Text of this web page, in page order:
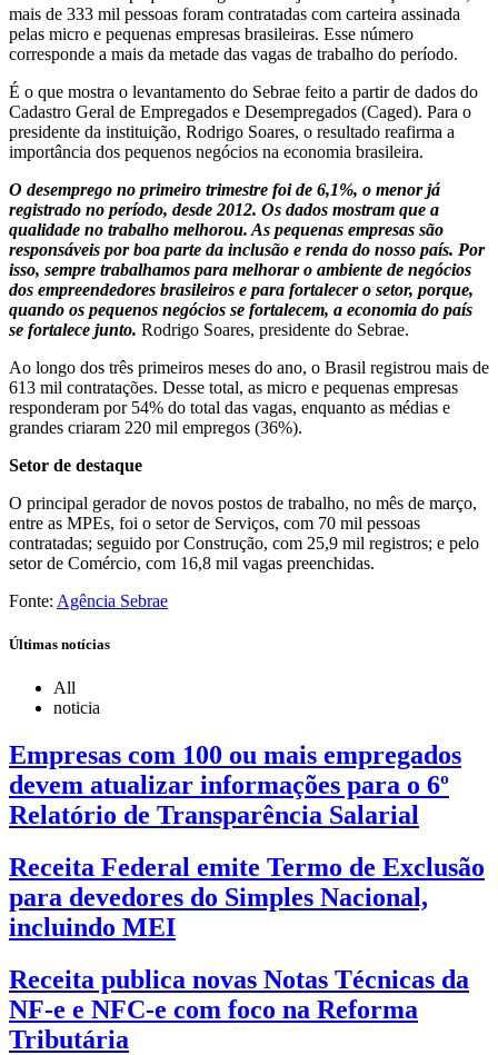
mais de 333 mil pessoas foram contratadas com carteira assinada
pelas micro e pequenas empresas brasileiras. Esse número
corresponde a mais da metade das vagas de trabalho do período.
É o que mostra o levantamento do Sebrae feito a partir de dados do
Cadastro Geral de Empregados e Desempregados (Caged). Para o
presidente da instituição, Rodrigo Soares, o resultado reafirma a
importância dos pequenos negócios na economia brasileira.
O desemprego no primeiro trimestre foi de 6,1%, o menor já
registrado no período, desde 2012. Os dados mostram que a
qualidade no trabalho melhorou. As pequenas empresas são
responsáveis por boa parte da inclusão e renda do nosso país. Por
isso, sempre trabalhamos para melhorar o ambiente de negócios
dos empreendedores brasileiros e para fortalecer o setor, porque,
quando os pequenos negócios se fortalecem, a economia do país
se fortalece junto. Rodrigo Soares, presidente do Sebrae.
Ao longo dos três primeiros meses do ano, o Brasil registrou mais de
613 mil contratações. Desse total, as micro e pequenas empresas
responderam por 54% do total das vagas, enquanto as médias e
grandes criaram 220 mil empregos (36%).
Setor de destaque
O principal gerador de novos postos de trabalho, no mês de março,
entre as MPEs, foi o setor de Serviços, com 70 mil pessoas
contratadas; seguido por Construção, com 25,9 mil registros; e pelo
setor de Comércio, com 16,8 mil vagas preenchidas.
Fonte: Agência Sebrae
Últimas notícias
All
noticia
Empresas com 100 ou mais empregados
devem atualizar informações para o 6º
Relatório de Transparência Salarial
Receita Federal emite Termo de Exclusão
para devedores do Simples Nacional,
incluindo MEI
Receita publica novas Notas Técnicas da
NF-e e NFC-e com foco na Reforma
Tributária